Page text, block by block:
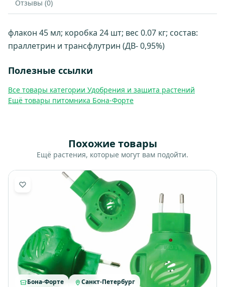
Отзывы (0)
флакон 45 мл; коробка 24 шт; вес 0.07 кг; состав:
праллетрин и трансфлутрин (ДВ- 0,95%)
Полезные ссылки
Все товары категории Удобрения и защита растений
Ещё товары питомника Бона-Форте
Похожие товары
Ещё растения, которые могут вам подойти.
Бона-Форте Санкт-Петербург